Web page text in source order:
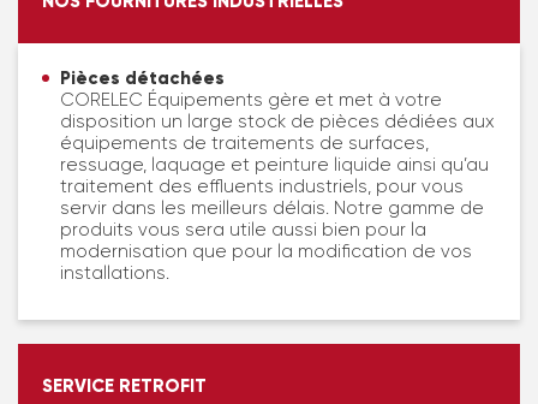
Pièces détachées
CORELEC Équipements gère et met à votre
disposition un large stock de pièces dédiées aux
équipements de traitements de surfaces,
ressuage, laquage et peinture liquide ainsi qu’au
traitement des effluents industriels, pour vous
servir dans les meilleurs délais. Notre gamme de
produits vous sera utile aussi bien pour la
modernisation que pour la modification de vos
installations.
SERVICE RETROFIT